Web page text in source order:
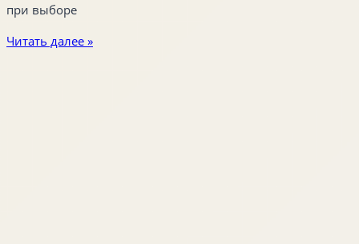
при выборе
Читать далее »